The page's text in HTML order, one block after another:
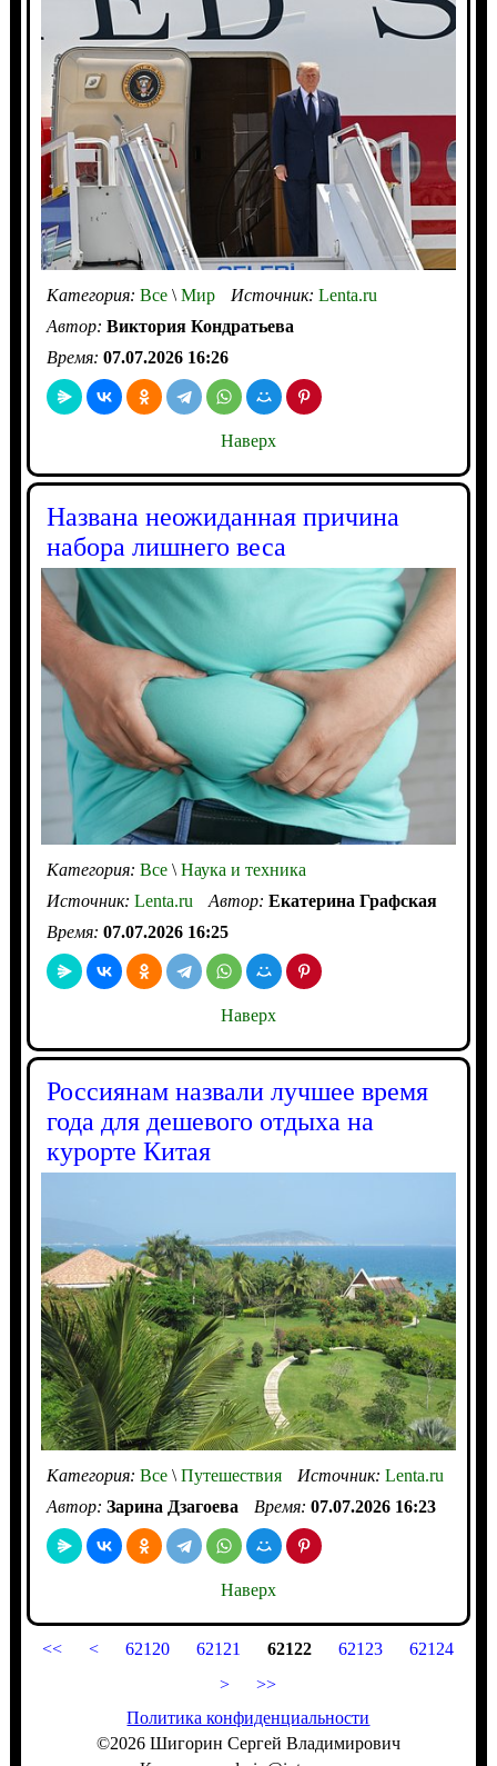
Категория: Все\Мир Источник: Lenta.ru
Автор: Виктория Кондратьева
Время: 07.07.2026 16:26
Наверх
Названа неожиданная причина
набора лишнего веса
Категория: Все\Наука и техника
Источник: Lenta.ru Автор: Екатерина Графская
Время: 07.07.2026 16:25
Наверх
Россиянам назвали лучшее время
года для дешевого отдыха на
курорте Китая
Категория: Все\Путешествия Источник: Lenta.ru
Автор: Зарина Дзагоева Время: 07.07.2026 16:23
Наверх
<< < 62120 62121 62122 62123
62124
>
>>
Политика конфиденциальности
©2026 Шигорин Сергей Владимирович